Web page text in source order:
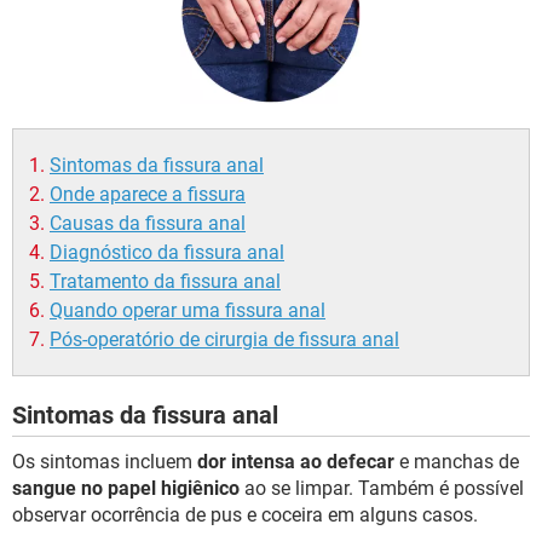
Sintomas da fissura anal
Onde aparece a fissura
Causas da fissura anal
Diagnóstico da fissura anal
Tratamento da fissura anal
Quando operar uma fissura anal
Pós-operatório de cirurgia de fissura anal
Sintomas da fissura anal
Os sintomas incluem dor intensa ao defecar e manchas de
sangue no papel higiênico ao se limpar. Também é possível
observar ocorrência de pus e coceira em alguns casos.